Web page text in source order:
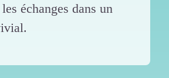
échanges dans un